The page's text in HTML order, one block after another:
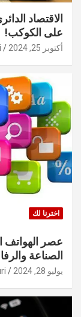
الاقتصاد
على الكوكب!
أكتوبر 25, 2024
اخترنا لك
عصر الهواتف
الصناعة
يوليو 28, 2024